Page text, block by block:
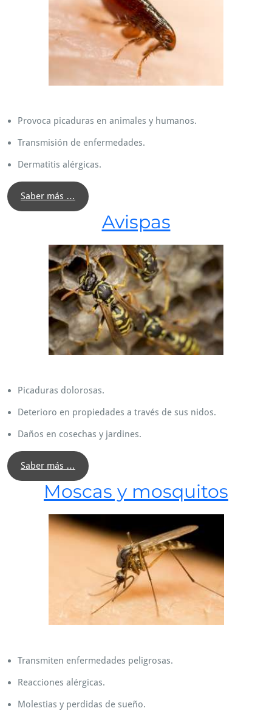
Provoca picaduras en animales y humanos.
Transmisión de enfermedades.
Dermatitis alérgicas.
Saber más …
Avispas
Picaduras dolorosas.
Deterioro en propiedades a través de sus nidos.
Daños en cosechas y jardines.
Saber más …
Moscas y mosquitos
Transmiten enfermedades peligrosas.
Reacciones alérgicas.
Molestias y perdidas de sueño.